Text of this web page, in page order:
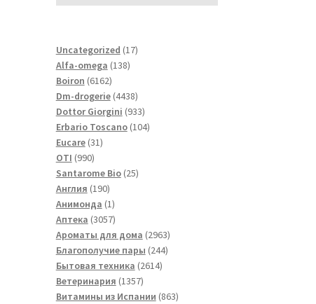
Uncategorized 1717
Alfa-omega 138138
Boiron 61626162
товара
Dm-drogerie 44384438
товаров
Dottor Giorgini 933933
товара
Erbario Toscano 104104
Eucare 3131
OTI 990990
товаров
Santarome Bio 2525
Англия 190190
товаров
Анимонда 11
товар
Аптека 30573057
товаров
Ароматы для дома 29632963
товара
Благополучие пары 244244
Бытовая техника 26142614
Ветеринария 13571357
товаров
Витамины из Испании 863863